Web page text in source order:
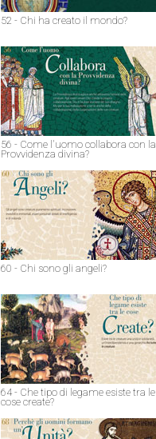
52 - Chi ha creato il mondo?
56 - Come l'uomo collabora con la
Provvidenza divina?
60 - Chi sono gli angeli?
64 - Che tipo di legame esiste tra le
cose create?